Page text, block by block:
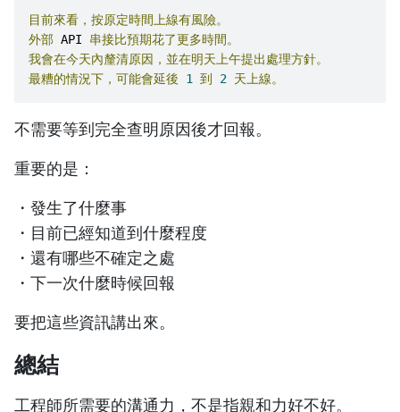
目前來看，按原定時間上線有風險。
外部 API 串接比預期花了更多時間。
我會在今天內釐清原因，並在明天上午提出處理方針。
最糟的情況下，可能會延後
1 到 2 天上線。
不需要等到完全查明原因後才回報。
重要的是：
・發生了什麼事
・目前已經知道到什麼程度
・還有哪些不確定之處
・下一次什麼時候回報
要把這些資訊講出來。
總結
工程師所需要的溝通力，不是指親和力好不好。